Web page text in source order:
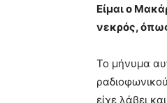
Είμαι ο
νεκρός,
Το μήνυμα
είχε λάβει